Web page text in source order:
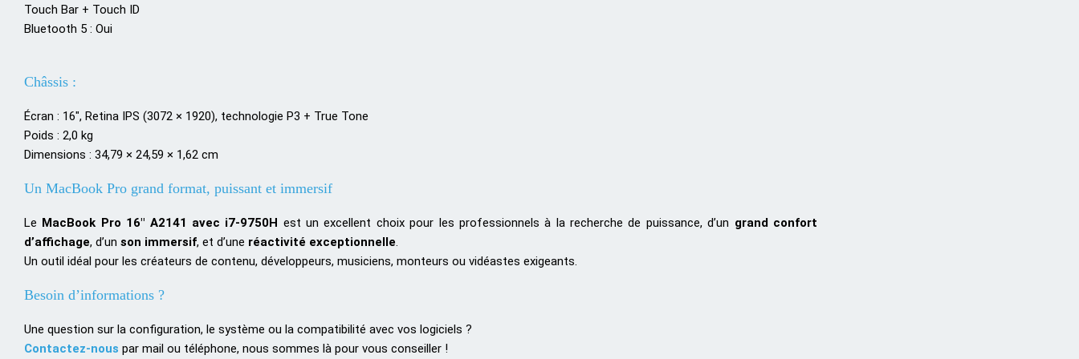
Touch Bar + Touch ID
Bluetooth 5 : Oui
Châssis :
Écran : 16″, Retina IPS (3072 × 1920), technologie P3 + True Tone
Poids : 2,0 kg
Dimensions : 34,79 × 24,59 × 1,62 cm
Un MacBook Pro grand format, puissant et immersif
Le MacBook Pro 16″ A2141 avec i7-9750H est un excellent choix pour les professionnels à la recherche de puissance, d’un grand confort
d’affichage, d’un son immersif, et d’une réactivité exceptionnelle.
Un outil idéal pour les créateurs de contenu, développeurs, musiciens, monteurs ou vidéastes exigeants.
Besoin d’informations ?
Une question sur la configuration, le système ou la compatibilité avec vos logiciels ?
Contactez-nous par mail ou téléphone, nous sommes là pour vous conseiller !